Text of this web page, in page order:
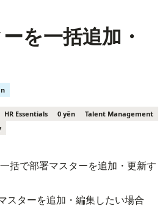
を一括追加・
HR Essentials 0 yên
Talent Management
括で部署マスターを追加・更新す
スターを追加・編集したい場合